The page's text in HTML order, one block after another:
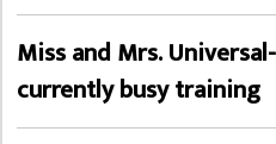
Miss and Mrs.
currently busy training